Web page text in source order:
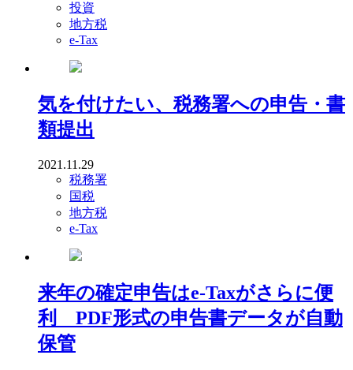
投資
地方税
e-Tax
気を付けたい、税務署への申告・書
類提出
2021.11.29
税務署
国税
地方税
e-Tax
来年の確定申告はe-Taxがさらに便
利 PDF形式の申告書データが自動
保管